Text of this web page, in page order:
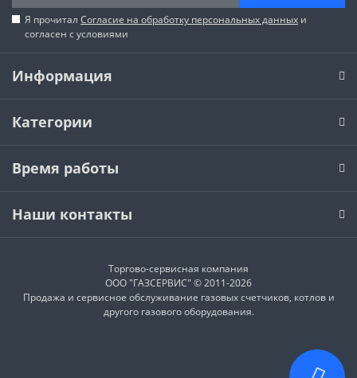
Я прочитал Согласие на обработку персональных данных и
согласен с условиями
Информация
Категории
Время работы
Наши контакты
Торгово-сервисная компания
ООО "ГАЗСЕРВИС" © 2011-2026
Продажа и сервисное обслуживание газовых счетчиков, котлов и
другого газового оборудования.